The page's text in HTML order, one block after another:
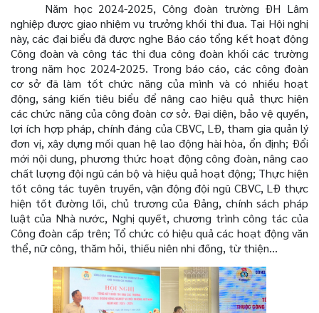
Năm học 2024-2025, Công đoàn trường ĐH Lâm
nghiệp được giao nhiệm vụ trưởng khối thi đua. Tại Hội nghị
này, các đại biểu đã được nghe Báo cáo tổng kết hoạt động
Công đoàn và công tác thi đua công đoàn khối các trường
trong năm học 2024-2025. Trong báo cáo, các công đoàn
cơ sở đã làm tốt chức năng của mình và có nhiều hoạt
động, sáng kiến tiêu biểu để nâng cao hiệu quả thực hiện
các chức năng của công đoàn cơ sở. Đại diện, bảo vệ quyền,
lợi ích hợp pháp, chính đáng của CBVC, LĐ, tham gia quản lý
đơn vị, xây dựng mối quan hệ lao động hài hòa, ổn định; Đổi
mới nội dung, phương thức hoạt động công đoàn, nâng cao
chất lượng đội ngũ cán bộ và hiệu quả hoạt động; Thực hiện
tốt công tác tuyên truyền, vận động đội ngũ CBVC, LĐ thực
hiện tốt đường lối, chủ trương của Đảng, chính sách pháp
luật của Nhà nước, Nghị quyết, chương trình công tác của
Công đoàn cấp trên; Tổ chức có hiệu quả các hoạt động văn
thể, nữ công, thăm hỏi, thiếu niên nhi đồng, từ thiện…